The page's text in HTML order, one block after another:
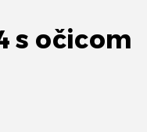
s očicom